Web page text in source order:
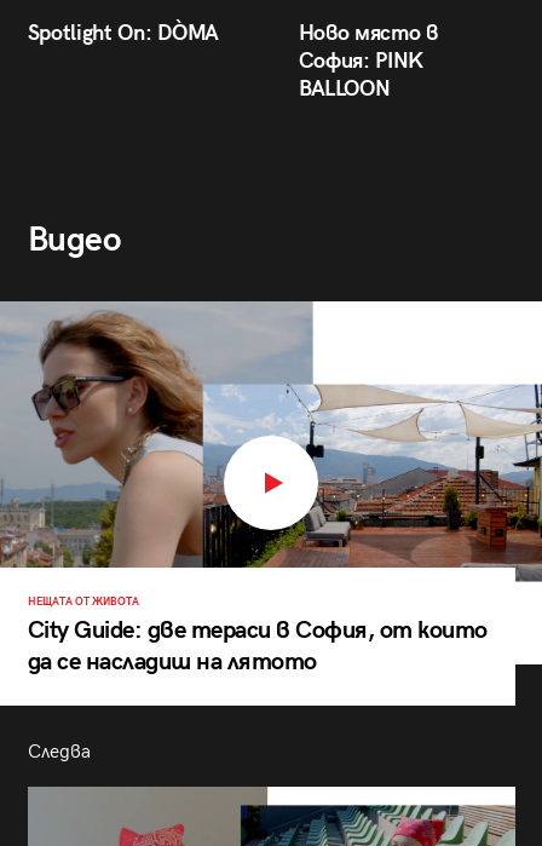
Spotlight On: DÒMA
Ново място в
София: PINK
BALLOON
Видео
НЕЩАТА ОТ ЖИВОТА
City Guide: две тераси в София, от които
да се насладиш на лятото
Следва